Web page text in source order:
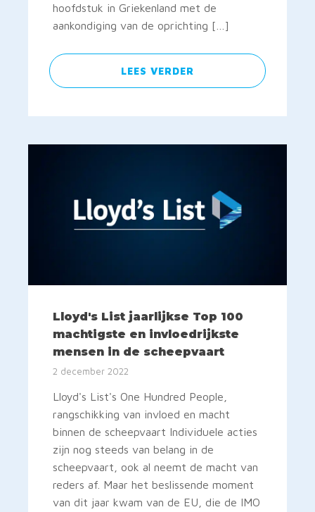
hoofdstuk in Griekenland met de
aankondiging van de oprichting […]
LEES VERDER
Lloyd's List jaarlijkse Top 100
machtigste en invloedrijkste
mensen in de scheepvaart
2 december 2022
Lloyd's List's One Hundred People,
rangschikking van invloed en macht
binnen de scheepvaart Individuele acties
zijn nog steeds van belang in de
scheepvaart, ook al neemt de macht van
reders af. Maar het beslissende moment
van dit jaar kwam van de EU, die de IMO